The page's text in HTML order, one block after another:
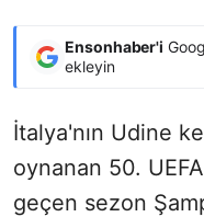
Ensonhaber'i
ekleyin
İtalya'nın Udine
oynanan 50.
geçen sezon